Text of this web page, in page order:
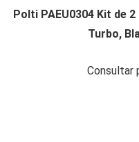
Polti PAEU0304 Kit de
Turbo,
Consultar